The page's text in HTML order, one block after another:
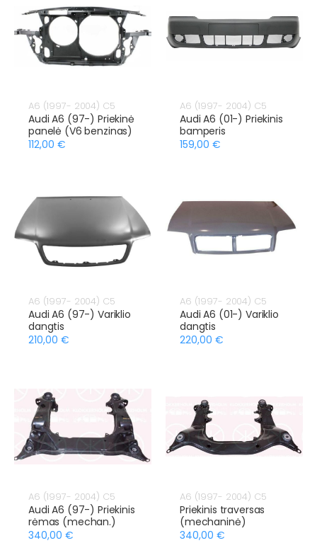
A6 (1997- 2004) C5
Audi A6 (97-) Priekinė
panelė (V6 benzinas)
112,00 €
A6 (1997- 2004) C5
Audi A6 (01-) Priekinis
bamperis
159,00 €
A6 (1997- 2004) C5
Audi A6 (97-) Variklio
dangtis
210,00 €
A6 (1997- 2004) C5
Audi A6 (01-) Variklio
dangtis
220,00 €
A6 (1997- 2004) C5
Audi A6 (97-) Priekinis
rėmas (mechan.)
340,00 €
A6 (1997- 2004) C5
Priekinis traversas
(mechaninė)
340,00 €